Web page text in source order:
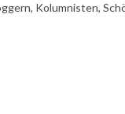
Kolumnisten,